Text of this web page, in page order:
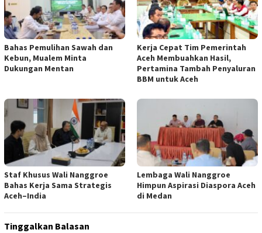
Bahas Pemulihan Sawah dan
Kebun, Mualem Minta
Dukungan Mentan
Kerja Cepat Tim Pemerintah
Aceh Membuahkan Hasil,
Pertamina Tambah Penyaluran
BBM untuk Aceh
Staf Khusus Wali Nanggroe
Bahas Kerja Sama Strategis
Aceh–India
Lembaga Wali Nanggroe
Himpun Aspirasi Diaspora Aceh
di Medan
Tinggalkan Balasan